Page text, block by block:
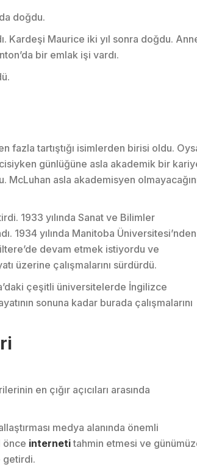
doğdu.
Kardeşi Maurice iki yıl sonra doğdu.
bir emlak işi vardı.
fazla tartıştığı isimlerden birisi oldu.
günlüğüne asla akademik bir
asla akademisyen
1933 yılında Sanat ve Bilimler
1934 yılında Manitoba Üniversitesi’nden
devam etmek istiyordu ve
üzerine çalışmalarını sürdürdü.
çeşitli üniversitelerde İngilizce
sonuna kadar burada çalışmalarını
en çığır açıcıları arasında
medya alanında önemli
önce internetitahmin etmesi ve
getirdi.